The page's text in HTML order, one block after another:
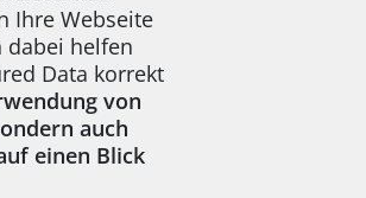
Ihre Webseite
dabei helfen
Data korrekt
von
auch
einen Blick